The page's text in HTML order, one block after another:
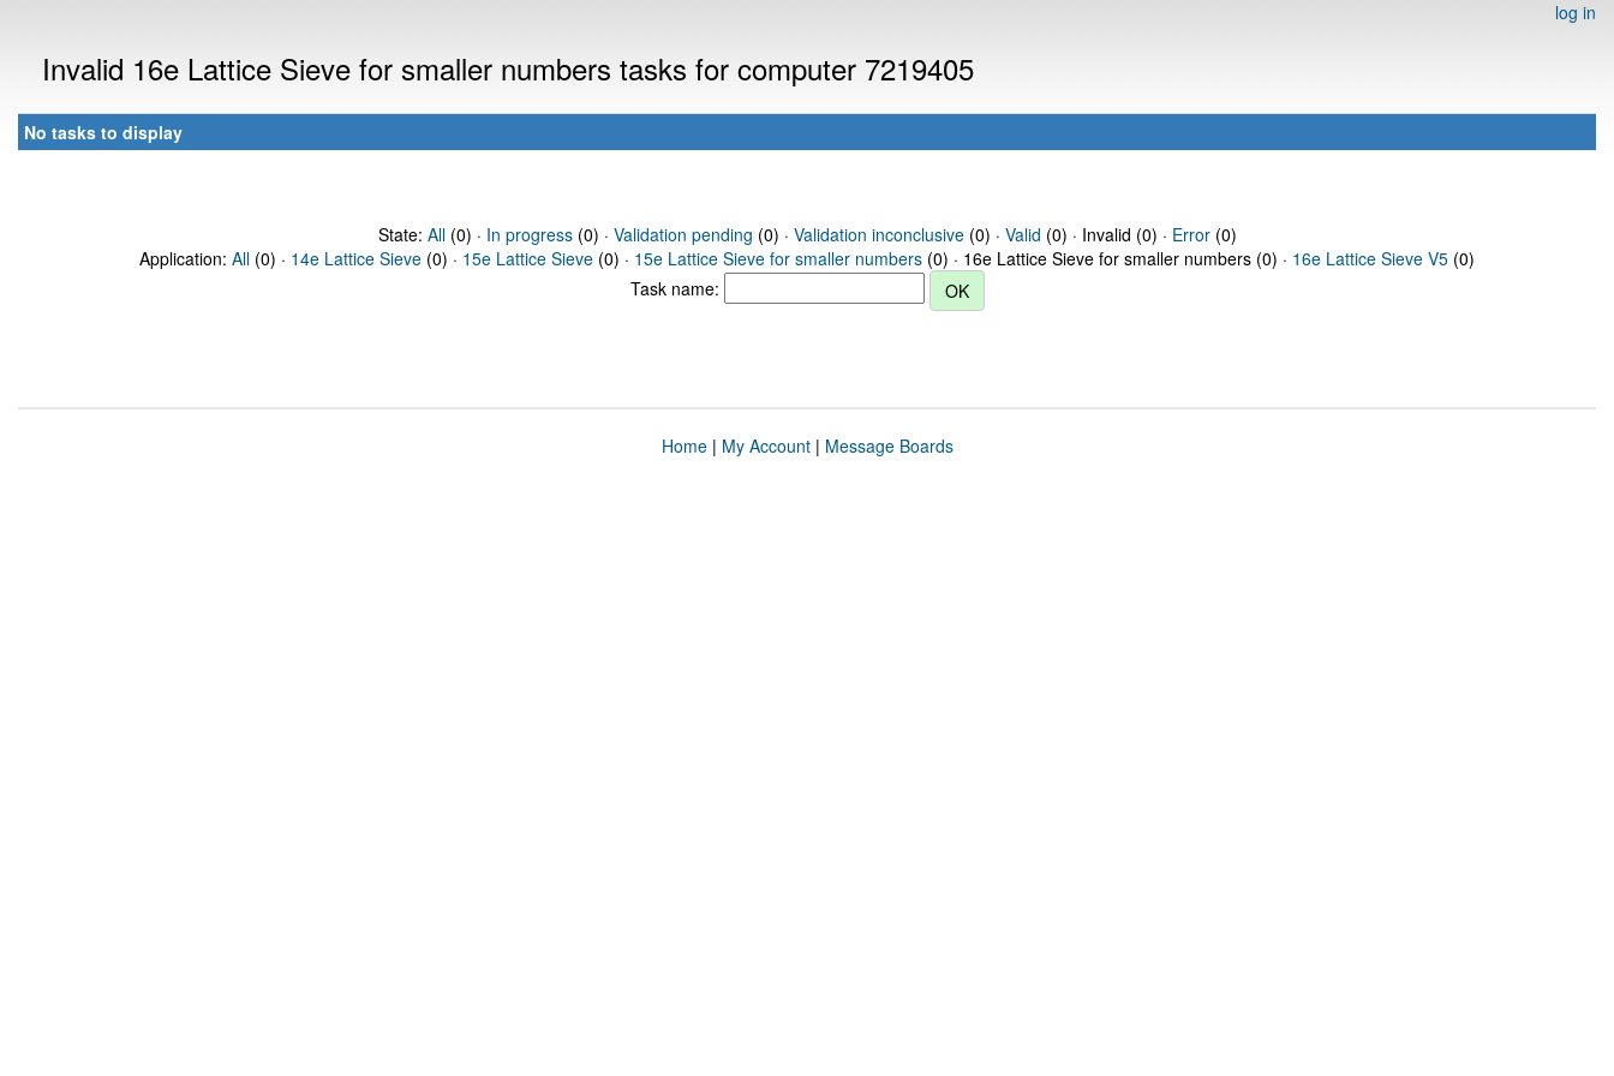
log in
Invalid 16e Lattice Sieve for smaller numbers tasks for computer 7219405
No tasks to display
State: All(0) · In progress(0) · Validation pending (0) · Validation inconclusive(0) · Valid (0) · Invalid (0) · Error(0)
Application: All (0) · 14e Lattice Sieve (0) · 15e Lattice Sieve (0) · 15e Lattice Sieve for smaller numbers (0) · 16e Lattice Sieve for smaller numbers (0) · 16e Lattice Sieve V5 (0)
Task name:
Home| My Account| Message Boards